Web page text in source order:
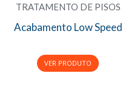
TRATAMENTO DE PISOS
Acabamento Low Speed